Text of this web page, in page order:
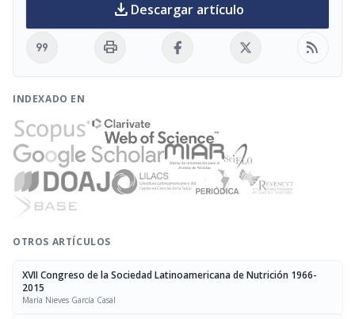
download Descargar artículo
format_quote print rss_feed
INDEXADO EN
OTROS ARTÍCULOS
XVII Congreso de la Sociedad Latinoamericana de Nutrición 1966-
2015
María Nieves García Casal